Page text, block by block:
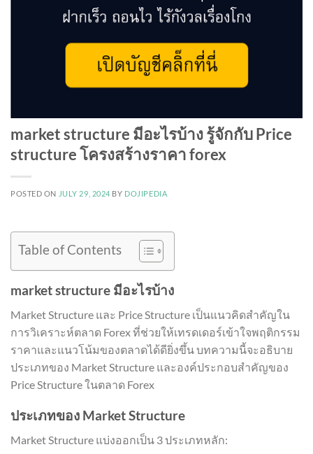
market structure มีอะไรบ้าง รู้จักกับ Price
structure โครงสร้างราคา forex
POSTED ON JULY 29, 2024 BY DOJIPEDIA
Table of Contents
market structure มีอะไรบ้าง
Market Structure และ Price Structure เป็นแนวคิดสำคัญใน
การวิเคราะห์ตลาด Forex ที่ช่วยให้เทรดเดอร์เข้าใจพฤติกรรม
ราคาและแนวโน้มของตลาดได้ดียิ่งขึ้น บทความนี้จะอธิบาย
ประเภทของ Market Structure และองค์ประกอบสำคัญของ
Price Structure ในตลาด Forex
ประเภทของ Market Structure
Market Structure แบ่งออกเป็น 3 ประเภทหลัก: